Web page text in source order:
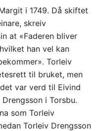
i 1749. Då skiftet
skreiv
at «Faderen bliver
han vel kan
Torleiv
til bruket, men
var verd til Eivind
i Torsbu.
som Torleiv
Torleiv Drengsson